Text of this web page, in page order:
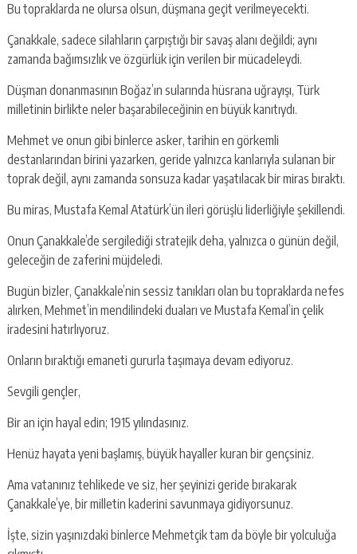
Bu topraklarda ne olursa olsun, düşmana geçit verilmeyecekti.
Çanakkale, sadece silahların çarpıştığı bir savaş alanı değildi; aynı
zamanda bağımsızlık ve özgürlük için verilen bir mücadeleydi.
Düşman donanmasının Boğaz’ın sularında hüsrana uğrayışı, Türk
milletinin birlikte neler başarabileceğinin en büyük kanıtıydı.
Mehmet ve onun gibi binlerce asker, tarihin en görkemli
destanlarından birini yazarken, geride yalnızca kanlarıyla sulanan bir
toprak değil, aynı zamanda sonsuza kadar yaşatılacak bir miras bıraktı.
Bu miras, Mustafa Kemal Atatürk’ün ileri görüşlü liderliğiyle şekillendi.
Onun Çanakkale’de sergilediği stratejik deha, yalnızca o günün değil,
geleceğin de zaferini müjdeledi.
Bugün bizler, Çanakkale’nin sessiz tanıkları olan bu topraklarda nefes
alırken, Mehmet’in mendilindeki duaları ve Mustafa Kemal’in çelik
iradesini hatırlıyoruz.
Onların bıraktığı emaneti gururla taşımaya devam ediyoruz.
Sevgili gençler,
Bir an için hayal edin; 1915 yılındasınız.
Henüz hayata yeni başlamış, büyük hayaller kuran bir gençsiniz.
Ama vatanınız tehlikede ve siz, her şeyinizi geride bırakarak
Çanakkale’ye, bir milletin kaderini savunmaya gidiyorsunuz.
İşte, sizin yaşınızdaki binlerce Mehmetçik tam da böyle bir yolculuğa